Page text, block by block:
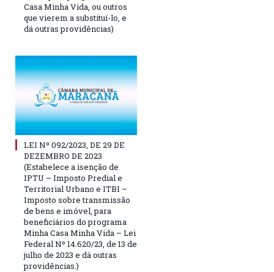
Casa Minha Vida, ou outros
que vierem a substituí-lo, e
dá outras providências)
LEI Nº 092/2023, DE 29 DE
DEZEMBRO DE 2023
(Estabelece a isenção de
IPTU – Imposto Predial e
Territorial Urbano e ITBI –
Imposto sobre transmissão
de bens e imóvel, para
beneficiários do programa
Minha Casa Minha Vida – Lei
Federal Nº 14.620/23, de 13 de
julho de 2023 e dá outras
providências.)